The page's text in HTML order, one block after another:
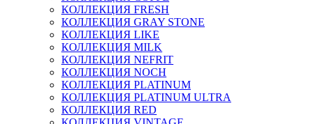
КОЛЛЕКЦИЯ FRESH
КОЛЛЕКЦИЯ GRAY STONE
КОЛЛЕКЦИЯ LIKE
КОЛЛЕКЦИЯ MILK
КОЛЛЕКЦИЯ NEFRIT
КОЛЛЕКЦИЯ NOCH
КОЛЛЕКЦИЯ PLATINUM
КОЛЛЕКЦИЯ PLATINUM ULTRA
КОЛЛЕКЦИЯ RED